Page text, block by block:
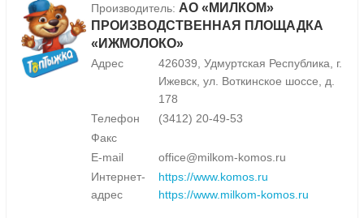
Производитель: АО «МИЛКОМ»
ПРОИЗВОДСТВЕННАЯ ПЛОЩАДКА
«ИЖМОЛОКО»
Адрес
426039, Удмуртская Республика, г.
Ижевск, ул. Воткинское шоссе, д.
178
Телефон
(3412) 20-49-53
Факс
E-mail
office@milkom-komos.ru
Интернет-
адрес
https://www.komos.ru
https://www.milkom-komos.ru